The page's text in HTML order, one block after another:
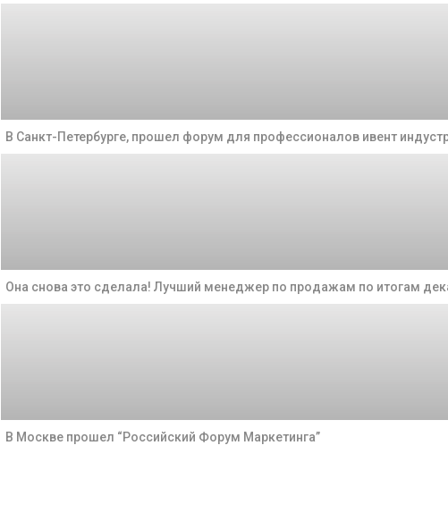
В Санкт-Петербурге, прошел форум для профессионалов ивент
Она снова это сделала! Лучший менеджер по продажам по итогам
В Москве прошел “Российский Форум Маркетинга”